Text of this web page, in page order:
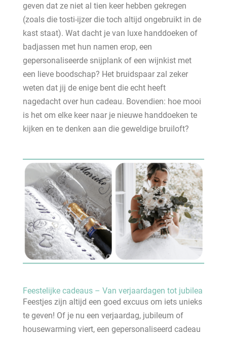
geven dat ze niet al tien keer hebben gekregen
(zoals die tosti-ijzer die toch altijd ongebruikt in de
kast staat). Wat dacht je van luxe handdoeken of
badjassen met hun namen erop, een
gepersonaliseerde snijplank of een wijnkist met
een lieve boodschap? Het bruidspaar zal zeker
weten dat jij de enige bent die echt heeft
nagedacht over hun cadeau. Bovendien: hoe mooi
is het om elke keer naar je nieuwe handdoeken te
kijken en te denken aan die geweldige bruiloft?
Feestelijke cadeaus – Van verjaardagen tot jubilea
Feestjes zijn altijd een goed excuus om iets unieks
te geven! Of je nu een verjaardag, jubileum of
housewarming viert, een gepersonaliseerd cadeau